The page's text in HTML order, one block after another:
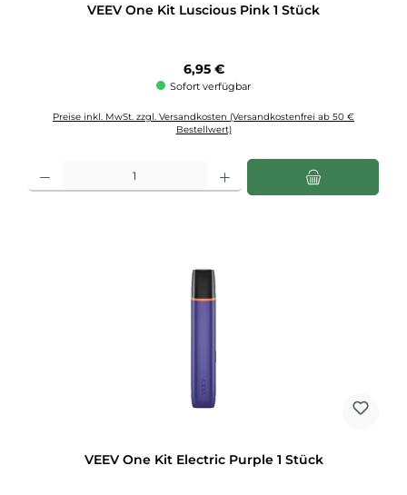
VEEV One Kit Luscious Pink 1 Stück
Regulärer Preis:
6,95 €
Sofort verfügbar
Preise inkl. MwSt. zzgl. Versandkosten (Versandkostenfrei ab 50 €
Bestellwert)
Produkt Anzahl: Gib den gewünschten Wert ein oder benutze die Schaltflächen
VEEV One Kit Electric Purple 1 Stück